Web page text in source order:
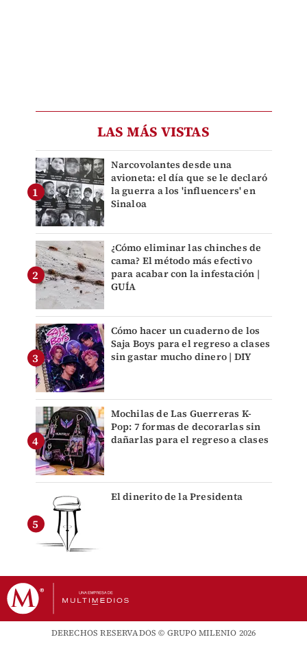
LAS MÁS VISTAS
Narcovolantes desde una
avioneta: el día que se le declaró
la guerra a los 'influencers' en
Sinaloa
¿Cómo eliminar las chinches de
cama? El método más efectivo
para acabar con la infestación |
GUÍA
Cómo hacer un cuaderno de los
Saja Boys para el regreso a clases
sin gastar mucho dinero | DIY
Mochilas de Las Guerreras K-
Pop: 7 formas de decorarlas sin
dañarlas para el regreso a clases
El dinerito de la Presidenta
DERECHOS RESERVADOS © GRUPO MILENIO 2026